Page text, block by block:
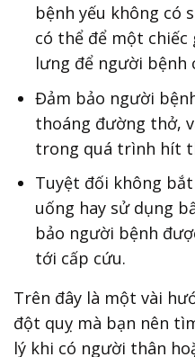
bệnh yếu không có
có thể để một chiếc
lưng để người bệnh
Đảm bảo người
thoáng đường thở,
trong quá trình hít
Tuyệt đối không
uống hay sử dụng
bảo người bệnh
tới cấp cứu.
Trên đây là một vài
đột quỵ mà bạn nên
lý khi có người thân